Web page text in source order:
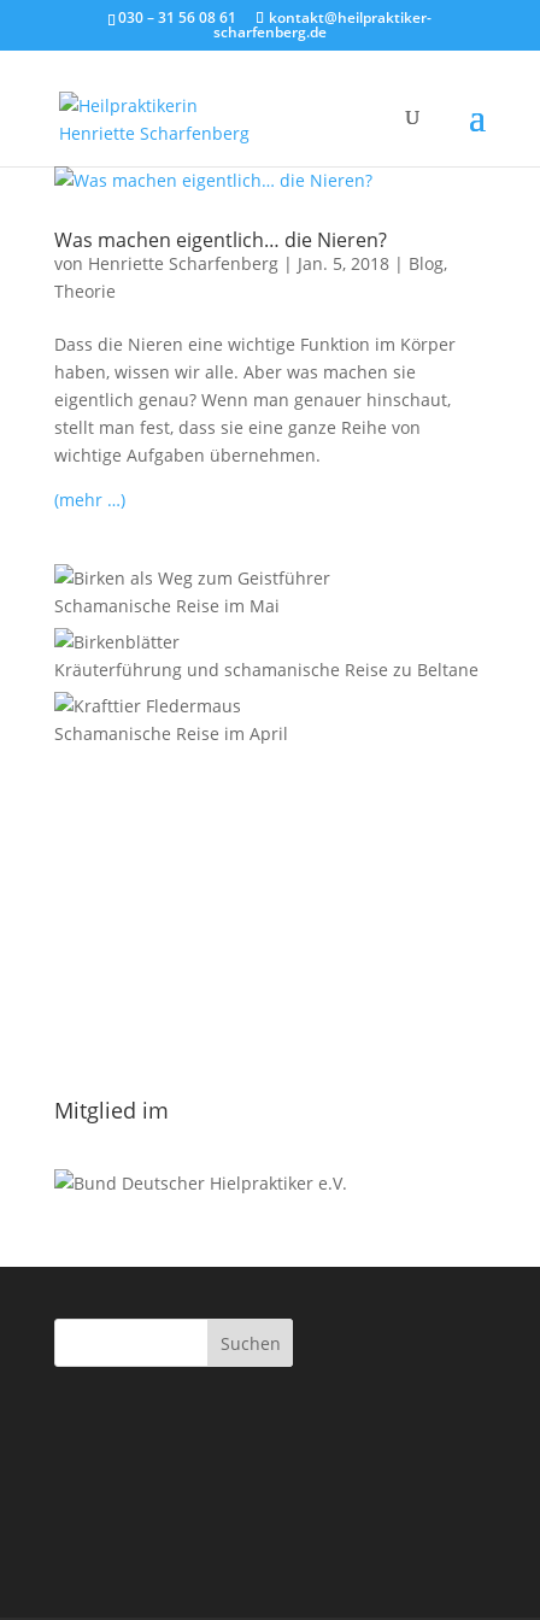
030 – 31 56 08 61 kontakt@heilpraktiker-
scharfenberg.de
Was machen eigentlich… die Nieren?
von Henriette Scharfenberg| Jan. 5, 2018| Blog,
Theorie
Dass die Nieren eine wichtige Funktion im Körper
haben, wissen wir alle. Aber was machen sie
eigentlich genau? Wenn man genauer hinschaut,
stellt man fest, dass sie eine ganze Reihe von
wichtige Aufgaben übernehmen.
(mehr …)
Schamanische Reise im Mai
Kräuterführung und schamanische Reise zu Beltane
Schamanische Reise im April
Mitglied im